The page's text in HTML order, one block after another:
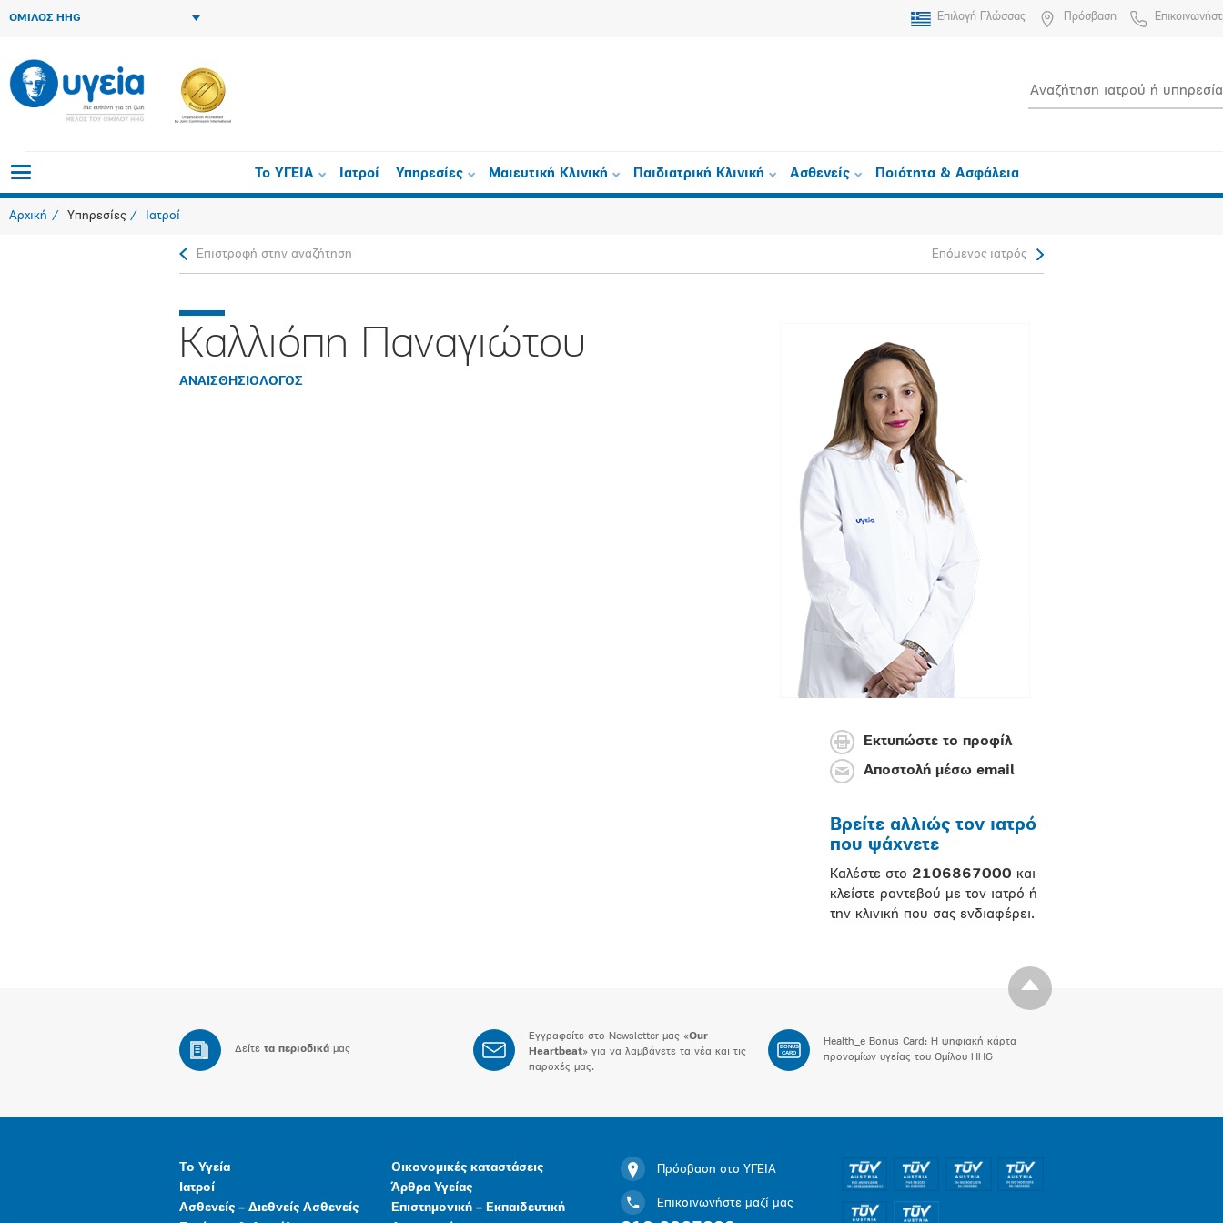
ΟΜΙΛΟΣ HHG Επιλογή Γλώσσας Πρόσβαση
Το ΥΓΕΙΑ Ιατροί Υπηρεσίες Μαιευτική Κλινική Παιδιατρική Κλινική Ασθενείς Ποιότητα & Ασφάλεια
Αρχική Υπηρεσίες Ιατροί
Επιστροφή στην αναζήτηση Επόμενος ιατρός
Καλλιόπη Παναγιώτου
ΑΝΑΙΣΘΗΣΙΟΛΟΓΟΣ
Εκτυπώστε το προφίλ
Αποστολή μέσω email
Βρείτε αλλιώς τον ιατρό
που ψάχνετε
Καλέστε στο 2106867000 και
κλείστε ραντεβού με τον ιατρό ή
την κλινική που σας ενδιαφέρει.
Δείτε τα περιοδικά μας
Εγγραφείτε στο Newsletter μας «Our
Heartbeat» για να λαμβάνετε τα νέα και τις
παροχές μας.
BONUS
CARD
Health_e Bonus Card: H ψηφιακή κάρτα
προνομίων υγείας του Ομίλου HHG
Το Υγεία
Ιατροί
Ασθενείς – Διεθνείς Ασθενείς
Οικονομικές καταστάσεις
Άρθρα Υγείας
Επιστημονική – Εκπαιδευτική
Πρόσβαση στο ΥΓΕΙΑ
Επικοινωνήστε μαζί μας